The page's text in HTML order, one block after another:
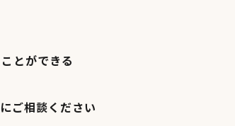
とができる
ご相談ください